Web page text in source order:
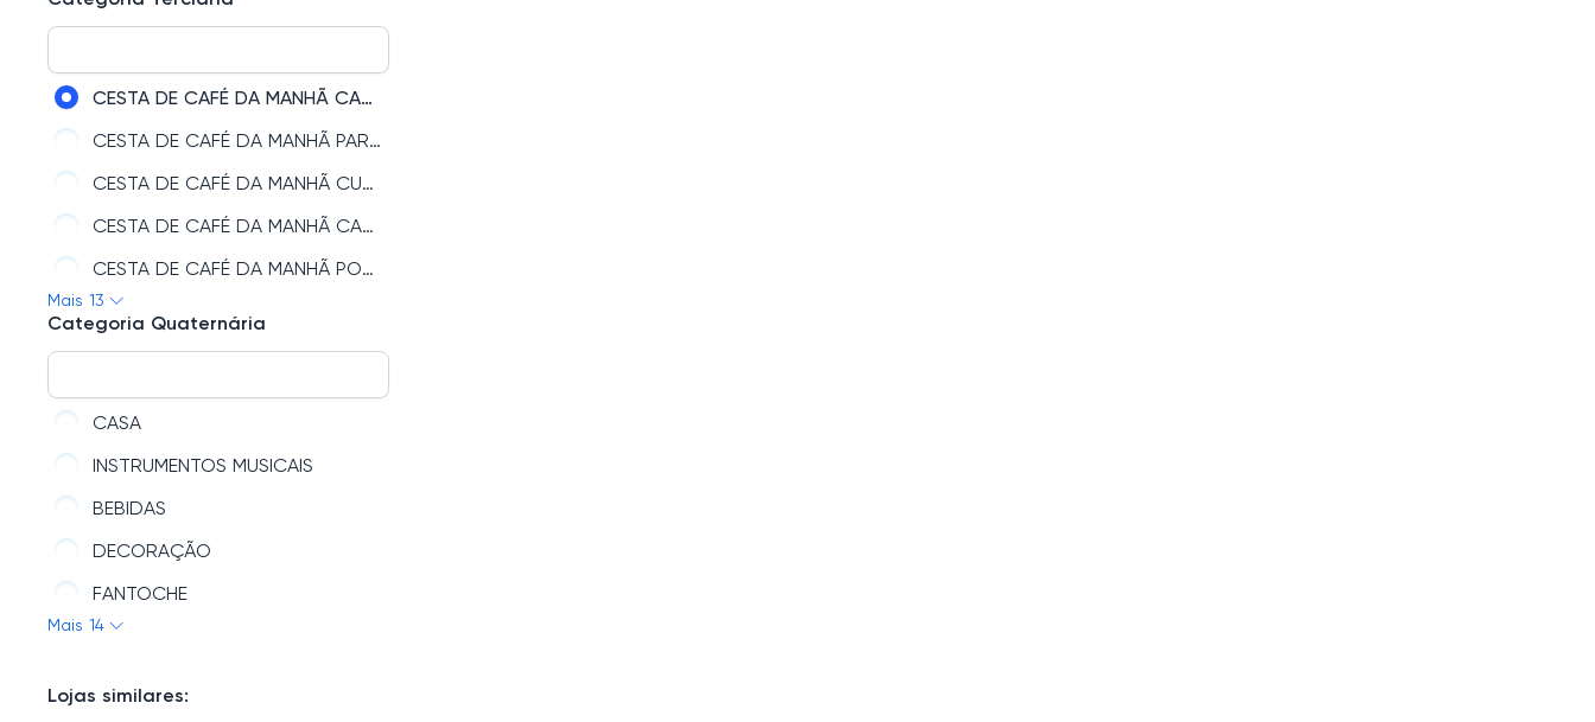
CESTAS DE CERVEJA
CESTAS DE FLORES
CESTAS PARA NAMORADA
CESTAS PARA HOMENS
CESTA DE CAFÉ DA MANHÃ CAMPO GRANDE
CESTA DE CAFÉ DA MANHÃ PARA MARIDO
CESTA DE CAFÉ DA MANHÃ CURITIBA
CESTA DE CAFÉ DA MANHÃ CAMPINAS
CESTA DE CAFÉ DA MANHÃ PORTO ALEGRE
CESTA DE CAFÉ DA MANHÃ SALVADOR
CESTA DE CAFÉ DA MANHÃ SOROCABA
Mais 13
Categoria Quaternária
CASA
INSTRUMENTOS MUSICAIS
BEBIDAS
DECORAÇÃO
FANTOCHE
Mais 14
Lojas similares: